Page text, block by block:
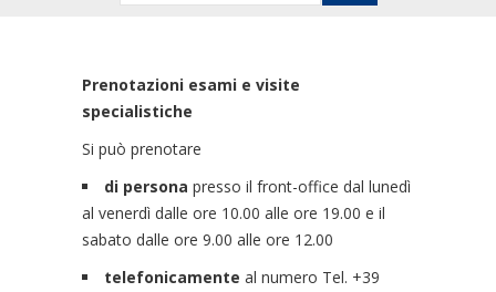
Prenotazioni esami e visite
specialistiche
Si può prenotare
di persona presso il front-office dal lunedì
al venerdì dalle ore 10.00 alle ore 19.00 e il
sabato dalle ore 9.00 alle ore 12.00
telefonicamente al numero Tel. +39